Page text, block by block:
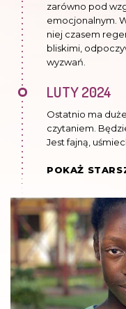
zarówno pod
emocjonalnym.
niej czasem
bliskimi,
wyzwań.
LUTY 2024
Ostatnio ma
czytaniem.
Jest fajną,
SIERPIEŃ
wymową. Widać
systematycznej
swoją wadę. Jest
inne dzieci, Mimo
zestresowana,
STYCZEŃ
POKAŻ